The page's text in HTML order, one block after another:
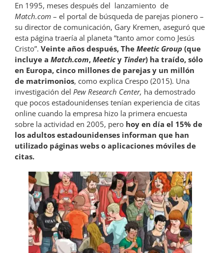
En 1995, meses después del lanzamiento de
Match.com – el portal de búsqueda de parejas pionero –
su director de comunicación, Gary Kremen, aseguró que
esta página traería al planeta “tanto amor como Jesús
Cristo”. Veinte años después, The Meetic Group (que
incluye a Match.com, Meeticy Tinder) ha traído, sólo
en Europa, cinco millones de parejas y un millón
de matrimonios, como explica Crespo (2015). Una
investigación del Pew Research Center, ha demostrado
que pocos estadounidenses tenían experiencia de citas
online cuando la empresa hizo la primera encuesta
sobre la actividad en 2005, pero hoy en día el 15% de
los adultos estadounidenses informan que han
utilizado páginas webs o aplicaciones móviles de
citas.